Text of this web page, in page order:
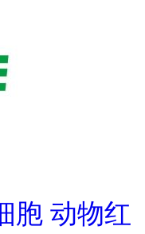
胞 动物红